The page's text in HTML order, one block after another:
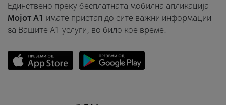
Единствено преку бесплатната мобилна апликација
Мојот A1 имате пристап до сите важни информации
за Вашите A1 услуги, во било кое време.